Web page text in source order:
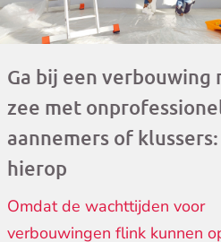
Ga bij een verbouwing
zee met
aannemers of
hierop
Omdat de wachttijden voor
verbouwingen flink kunnen